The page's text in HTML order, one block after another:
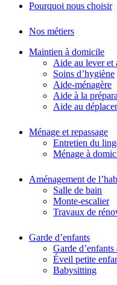
Pourquoi nous choisir
Nos métiers
Maintien à domicile
Aide au lever et
Soins d’hygiène
Aide-ménagère
Aide à la
Aide au
Ménage et repassage
Entretien du
Ménage à
Aménagement de
Salle de bain
Monte-escalier
Travaux de
Garde d’enfants
Garde
Éveil petite
Babysitting